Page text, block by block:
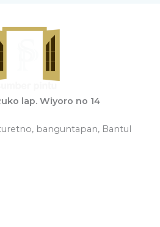
lap. Wiyoro no 14
banguntapan, Bantul